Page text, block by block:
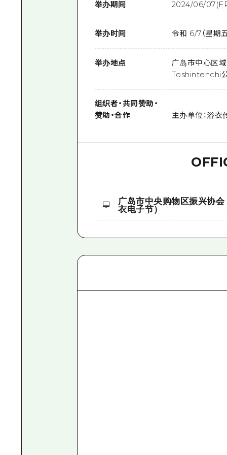
举办期间 2024/06/
举办时间 令和 6/7（星期
举办地点
广岛市中心区域
Toshintenchi公
组织者・共同赞助 ・
赞助 ・合作 主办单位：浴
广岛市中央购物区振兴协会
衣电子节）